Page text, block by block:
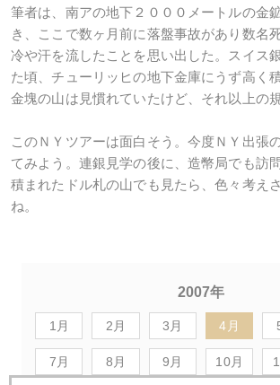
筆者は、南アの地下２０００メートルの金
き、ここで数ヶ月前に落盤事故があり数名
冷や汗を流したことを思い出した。スイス
た頃、チューリッヒの地下金庫にうず高く
金塊の山は見慣れていたけど、それ以上の
このＮＹツアーは面白そう。今度ＮＹ出張
てみよう。連銀見学の後に、造幣局でも訪
積まれたドル札の山でも見たら、色々考え
ね。
2007年
1月 2月 3月 4月
7月 8月 9月 10月